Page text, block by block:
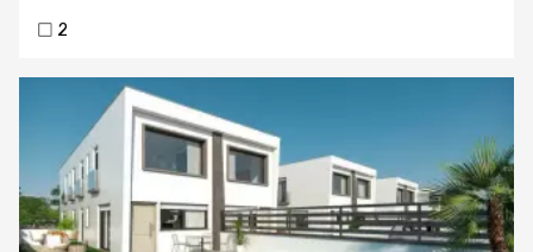
год, Налог на недвижимость: 270 €/ год
2